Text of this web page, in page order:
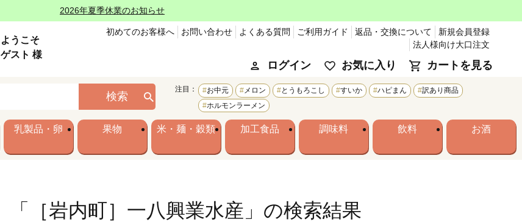
2026年夏季休業のお知らせ
ようこそ
ゲスト 様
初めてのお客様へ お問い合わせ よくある質問 ご利用ガイド 返品・交換について
新規会員登録
法人様向け大口注文
ログイン お気に入り カートを見る
検索
注目： お中元 メロン とうもろこし すいか ハピまん
訳あり商品
ホルモンラーメン
乳製品・卵 果物 米・麺・穀類 加工食品 調味料 飲料 お酒
「［岩内町］一八興業水産」の検索結果